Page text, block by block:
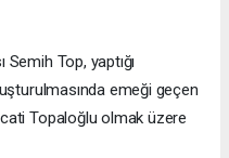
Semih Top, yaptığı
emeği geçen
Topaloğlu olmak üzere